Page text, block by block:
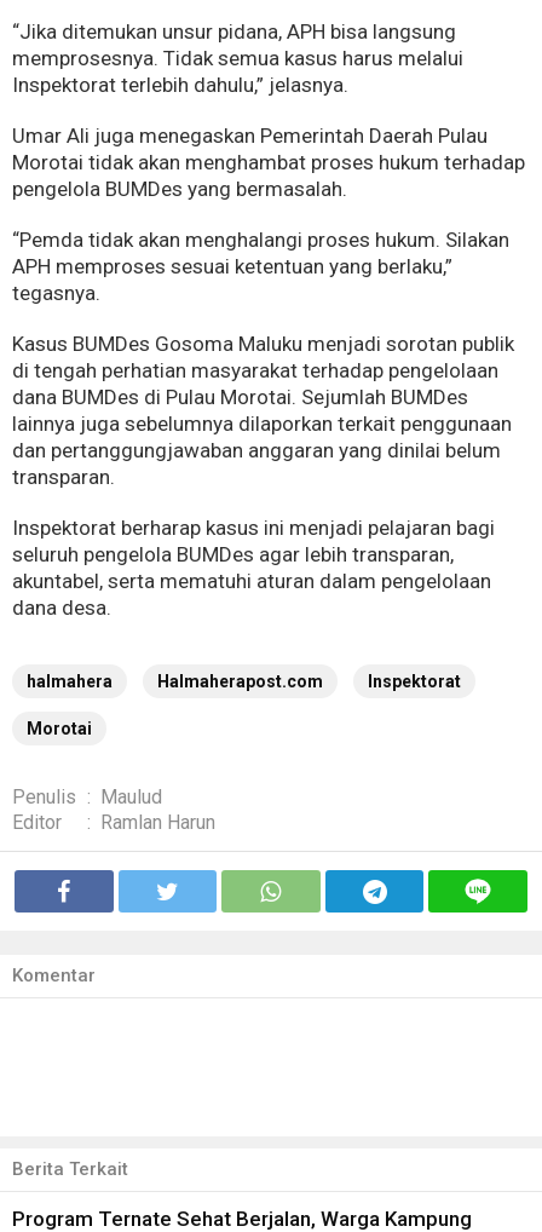
“Jika ditemukan unsur pidana, APH bisa langsung
memprosesnya. Tidak semua kasus harus melalui
Inspektorat terlebih dahulu,” jelasnya.
Umar Ali juga menegaskan Pemerintah Daerah Pulau
Morotai tidak akan menghambat proses hukum terhadap
pengelola BUMDes yang bermasalah.
“Pemda tidak akan menghalangi proses hukum. Silakan
APH memproses sesuai ketentuan yang berlaku,”
tegasnya.
Kasus BUMDes Gosoma Maluku menjadi sorotan publik
di tengah perhatian masyarakat terhadap pengelolaan
dana BUMDes di Pulau Morotai. Sejumlah BUMDes
lainnya juga sebelumnya dilaporkan terkait penggunaan
dan pertanggungjawaban anggaran yang dinilai belum
transparan.
Inspektorat berharap kasus ini menjadi pelajaran bagi
seluruh pengelola BUMDes agar lebih transparan,
akuntabel, serta mematuhi aturan dalam pengelolaan
dana desa.
halmahera Halmaherapost.com Inspektorat
Morotai
Penulis :
Maulud
Editor
: Ramlan Harun
Komentar
Berita Terkait
Program Ternate Sehat Berjalan, Warga Kampung